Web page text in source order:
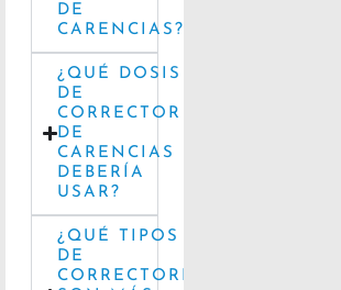
DE
CARENCIAS?
¿QUÉ DOSIS
DE
CORRECTOR
DE
CARENCIAS
DEBERÍA
USAR?
¿QUÉ TIPOS
DE
CORRECTORES